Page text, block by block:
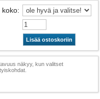
koko:
Lisää ostoskoriin
näkyy, kun valitset